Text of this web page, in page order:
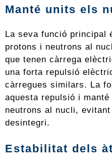
Manté units els
La seva funció principal
protons i neutrons al
que tenen càrrega
una forta repulsió
càrregues similars. La
aquesta repulsió i
neutrons al nucli,
desintegri.
Estabilitat dels